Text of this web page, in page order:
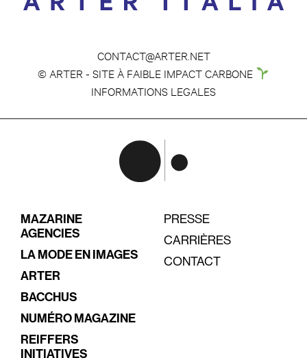
CONTACT@ARTER.NET
© ARTER - SITE À FAIBLE IMPACT CARBONE
INFORMATIONS LEGALES
MAZARINE
AGENCIES
LA MODE EN IMAGES
ARTER
BACCHUS
NUMÉRO MAGAZINE
REIFFERS
INITIATIVES
PRESSE
CARRIÈRES
CONTACT